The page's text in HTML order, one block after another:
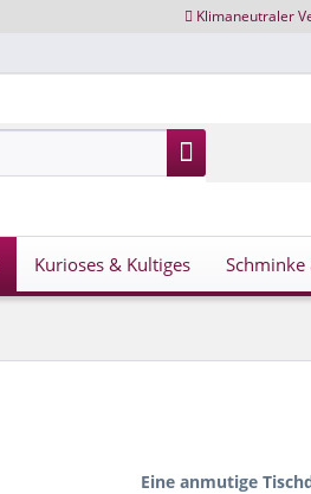
Klimaneutraler
Kurioses & Kultiges
Eine anmutige